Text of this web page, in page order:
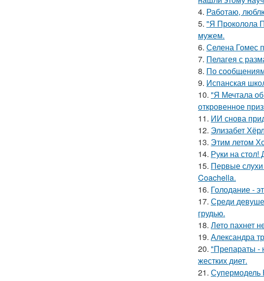
4. Работаю,
5. "Я Проколола
мужем.
6. Селена Гомес
7. Пелагея с
8. По
9. Испанская
10. "Я Мечтала
откровенное
11. ИИ снова
12. Элизабет
13. Этим летом
14. Руки на
15. Первые
Coachella.
16. Голодание -
17. Среди
грудью.
18. Лето пахнет
19. Александра
20. "Препараты -
жестких диет.
21. Супермодель